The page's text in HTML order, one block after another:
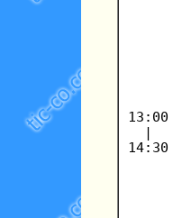
13:00
|
14:30